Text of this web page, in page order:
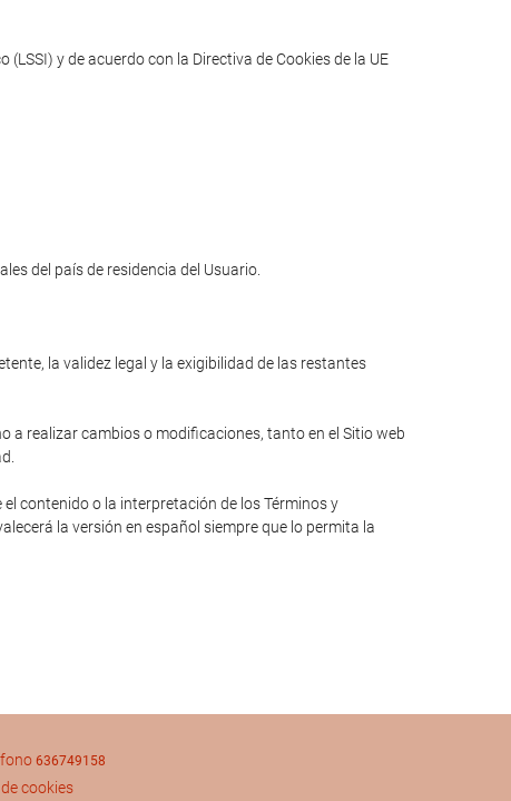
y de acuerdo con la Directiva de Cookies de la UE
del país de residencia del Usuario.
la validez legal y la exigibilidad de las restantes
a realizar cambios o modificaciones, tanto en el Sitio web
contenido o la interpretación de los Términos y
la versión en español siempre que lo permita la
636749158
cookies